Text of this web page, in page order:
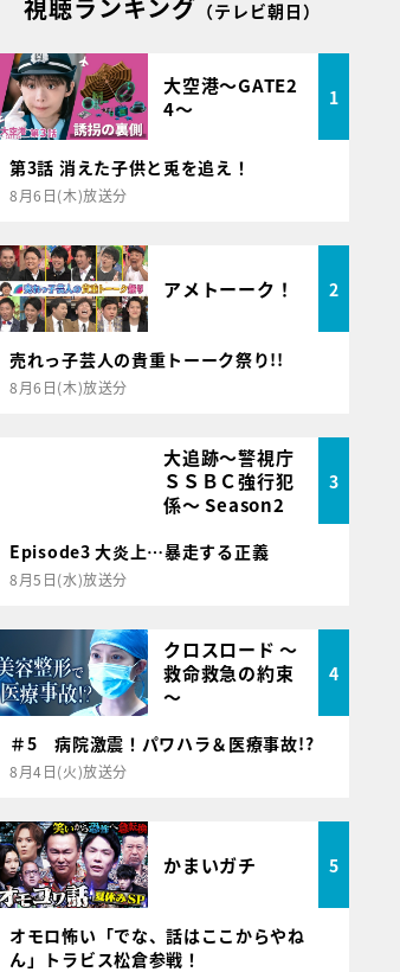
視聴ランキング （テレビ朝日）
大空港～GATE2
4～
1
第3話 消えた子供と兎を追え！
8月6日(木)放送分
アメトーーク！ 2
売れっ子芸人の貴重トーーク祭り!!
8月6日(木)放送分
大追跡～警視庁
ＳＳＢＣ強行犯
係～ Season2
3
Episode3 大炎上…暴走する正義
8月5日(水)放送分
クロスロード ～
救命救急の約束
～
4
＃5 病院激震！パワハラ＆医療事故!?
8月4日(火)放送分
かまいガチ 5
オモロ怖い「でな、話はここからやね
ん」トラビス松倉参戦！